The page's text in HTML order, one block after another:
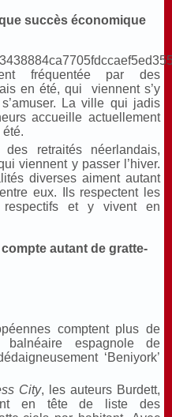
succès économique
fréquentée par des
en été, qui viennent s’y
La ville qui jadis
accueille actuellement
été.
retraités néerlandais,
viennent y passer l’hiver.
diverses aiment autant
eux. Ils respectent les
et y vivent en
autant de gratte-
comptent plus de
espagnole de
‘Beniyork’
City, les auteurs Burdett,
en tête de liste des